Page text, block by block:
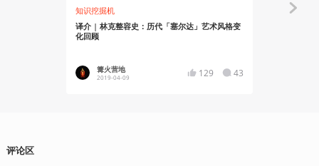
知识挖掘机
译介 | 林克整容史：历代「塞尔达」艺术风格变
化回顾
篝火营地
2019-04-09 129 43
评论区